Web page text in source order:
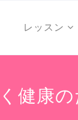
レッスン
く健康